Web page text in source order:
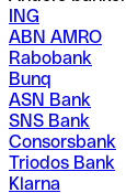
ING
ABN AMRO
Rabobank
Bunq
ASN Bank
SNS Bank
Consorsbank
Triodos Bank
Klarna